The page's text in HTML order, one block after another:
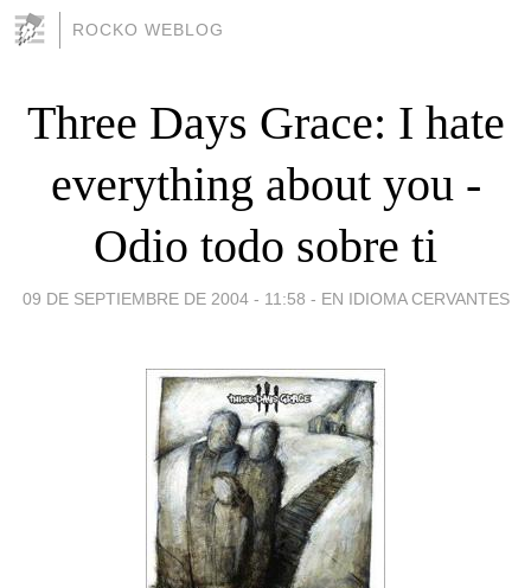
ROCKO WEBLOG
Three Days Grace: I hate
everything about you -
Odio todo sobre ti
09 DE SEPTIEMBRE DE 2004 - 11:58 - EN IDIOMA CERVANTES